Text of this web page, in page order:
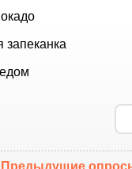
запеканка